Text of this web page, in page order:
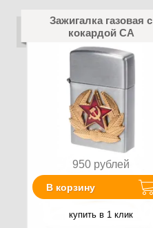
Зажигалка газовая с
кокардой СА
950 рублей
В корзину
купить в 1 клик